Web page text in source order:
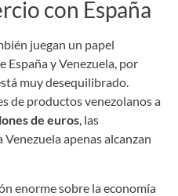
con España
juegan un papel
España y Venezuela, por
muy desequilibrado.
de productos venezolanos a
de euros, las
apenas alcanzan
enorme sobre la economía